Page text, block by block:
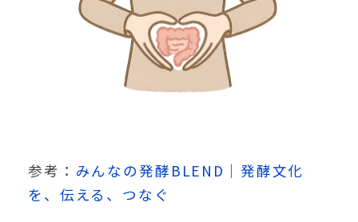
参考： みんなの発酵BLEND｜発酵文化
を、伝える、つなぐ